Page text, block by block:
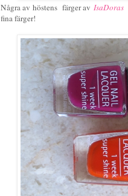
Några av höstens färger av IsaDoras
fina färger!